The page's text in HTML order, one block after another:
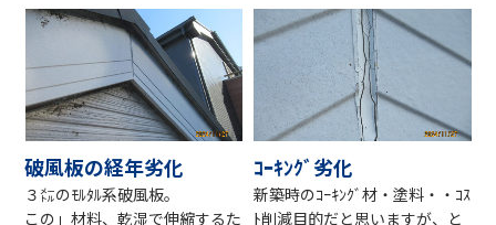
破風板の経年劣化
３㍍のﾓﾙﾀﾙ系破風板。
この」材料、乾湿で伸縮するた
ｺｰｷﾝｸﾞ劣化
新築時のｺｰｷﾝｸﾞ材・塗料・・ｺｽ
ﾄ削減目的だと思いますが、と